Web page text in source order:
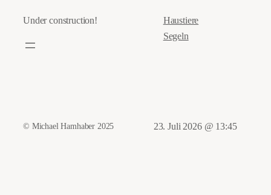
Under construction!
Haustiere
Segeln
© Michael Hamhaber 2025 23. Juli 2026 @ 13:45